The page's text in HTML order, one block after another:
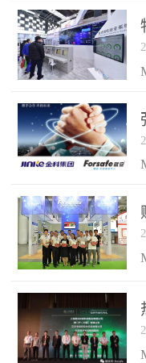
力和闲难，同时也将造
巨大的经济损失和社会
响，基至还会造成人员
亡。图像型火灾探测
是针对这种高大空间建
物的消防设施、设备
现场图像的实时获取
处理和特征提取分析
现火焰的跟踪和识别。
更早的进行预警，达
报早防的效果。 系
成示意图： 图像型
和监控端两大部分组
两者之间通过以太网相
联，一台监控主机最